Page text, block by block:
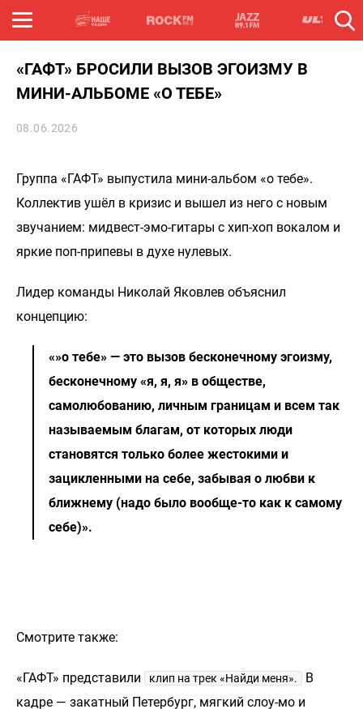
«ГАФТ» БРОСИЛИ ВЫЗОВ ЭГОИЗМУ В
МИНИ-АЛЬБОМЕ «О ТЕБЕ»
08.06.2026
Группа «ГАФТ» выпустила мини-альбом «о тебе».
Коллектив ушёл в кризис и вышел из него с новым
звучанием: мидвест-эмо-гитары с хип-хоп вокалом и
яркие поп-припевы в духе нулевых.
Лидер команды Николай Яковлев объяснил
концепцию:
«»о тебе» — это вызов бесконечному эгоизму,
бесконечному «я, я, я» в обществе,
самолюбованию, личным границам и всем так
называемым благам, от которых люди
становятся только более жестокими и
зацикленными на себе, забывая о любви к
ближнему (надо было вообще-то как к самому
себе)».
Смотрите также:
«ГАФТ» представили клип на трек «Найди меня».
В
кадре — закатный Петербург, мягкий слоу-мо и